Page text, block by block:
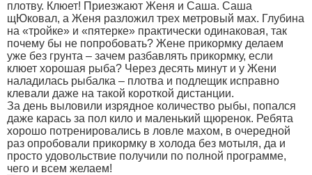
плотву. Клюет! Приезжают Женя и Саша. Саша
щЮковал, а Женя разложил трех метровый мах. Глубина
на «тройке» и «пятерке» практически одинаковая, так
почему бы не попробовать? Жене прикормку делаем
уже без грунта – зачем разбавлять прикормку, если
клюет хорошая рыба? Через десять минут и у Жени
наладилась рыбалка – плотва и подлещик исправно
клевали даже на такой короткой дистанции.
За день выловили изрядное количество рыбы, попался
даже карась за пол кило и маленький щюренок. Ребята
хорошо потренировались в ловле махом, в очередной
раз опробовали прикормку в холода без мотыля, да и
просто удовольствие получили по полной программе,
чего и всем желаем!